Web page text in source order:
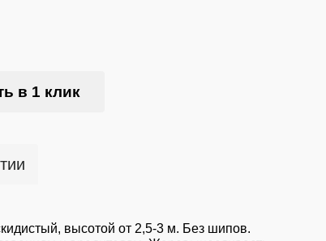
в 1 клик
высотой от 2,5-3 м. Без шипов.